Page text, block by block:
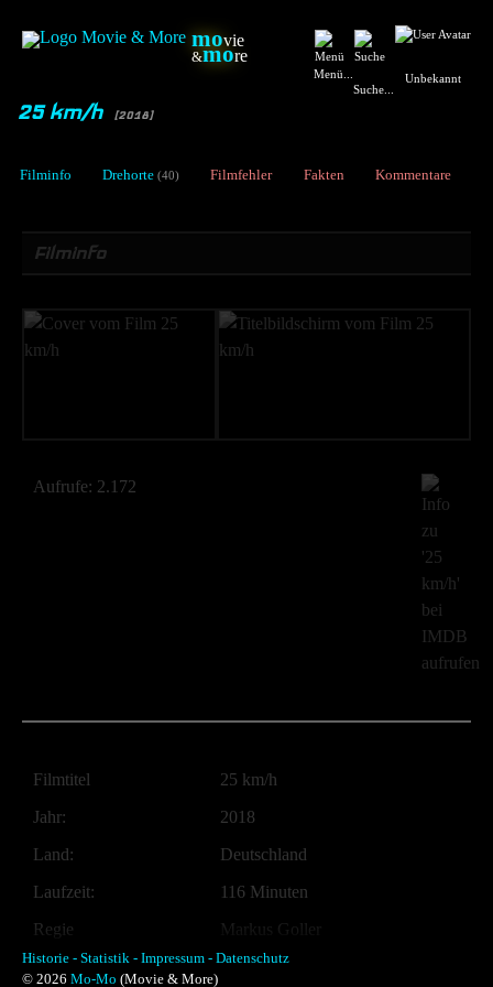
movie
&more
Menü...
Suche...
Unbekannt
25 km/h [2018]
Filminfo Drehorte (40) Filmfehler Fakten Kommentare
Filminfo
Aufrufe: 2.172
Filmtitel
25 km/h
Jahr:
2018
Land:
Deutschland
Laufzeit:
116 Minuten
Regie
Markus Goller
Musik:
Andrej Melita, Peter Horn
Historie - Statistik - Impressum - Datenschutz
© 2026 Mo-Mo (Movie & More)